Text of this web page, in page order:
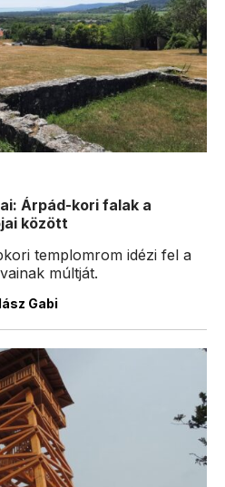
Árpád-kori falak a
között
templomrom idézi fel a
múltját.
Gabi